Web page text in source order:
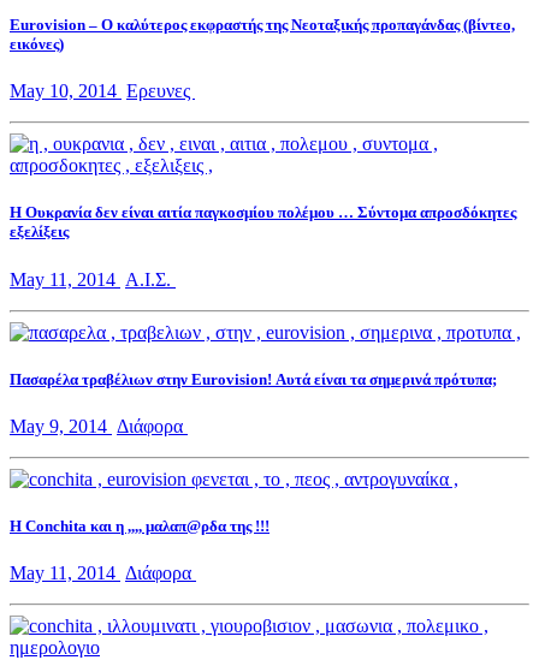
Eurovision – Ο καλύτερος εκφραστής της Νεοταξικής προπαγάνδας (βίντεο,
εικόνες)
May 10, 2014 Ερευνες
Η Ουκρανία δεν είναι αιτία παγκοσμίου πολέμου … Σύντομα απροσδόκητες
εξελίξεις
May 11, 2014 Α.Ι.Σ.
Πασαρέλα τραβέλιων στην Eurovision! Αυτά είναι τα σημερινά πρότυπα;
May 9, 2014 Διάφορα
Η Conchita και η ,,,, μαλαπ@ρδα της !!!
May 11, 2014 Διάφορα